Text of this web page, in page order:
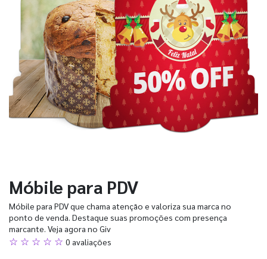
Móbile para PDV
Móbile para PDV que chama atenção e valoriza sua marca no
ponto de venda. Destaque suas promoções com presença
marcante. Veja agora no Giv
☆ ☆ ☆ ☆ ☆ 0 avaliações